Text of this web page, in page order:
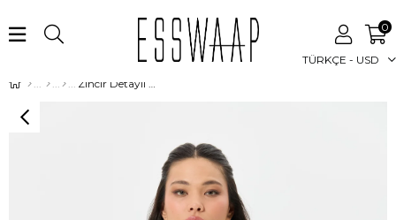
TÜRKÇE - USD
0
Zincir Detaylı Gömlek Ekru